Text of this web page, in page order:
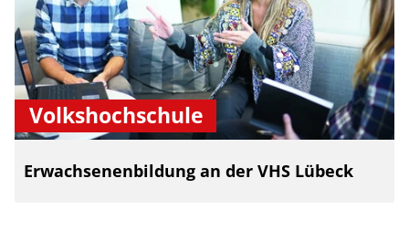
Volkshochschule
Erwachsenenbildung an der VHS Lübeck